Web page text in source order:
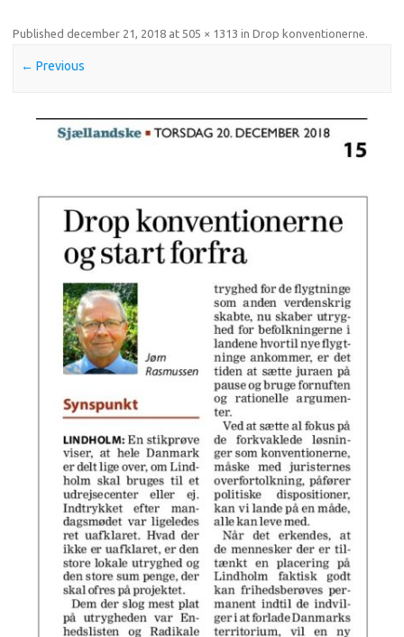
Published december 21, 2018 at 505 × 1313 in Drop konventionerne.
← Previous